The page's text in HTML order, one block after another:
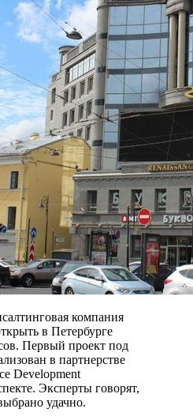
компания
в Петербурге
Первый проект под
в партнерстве
Development
Эксперты говорят,
удачно.